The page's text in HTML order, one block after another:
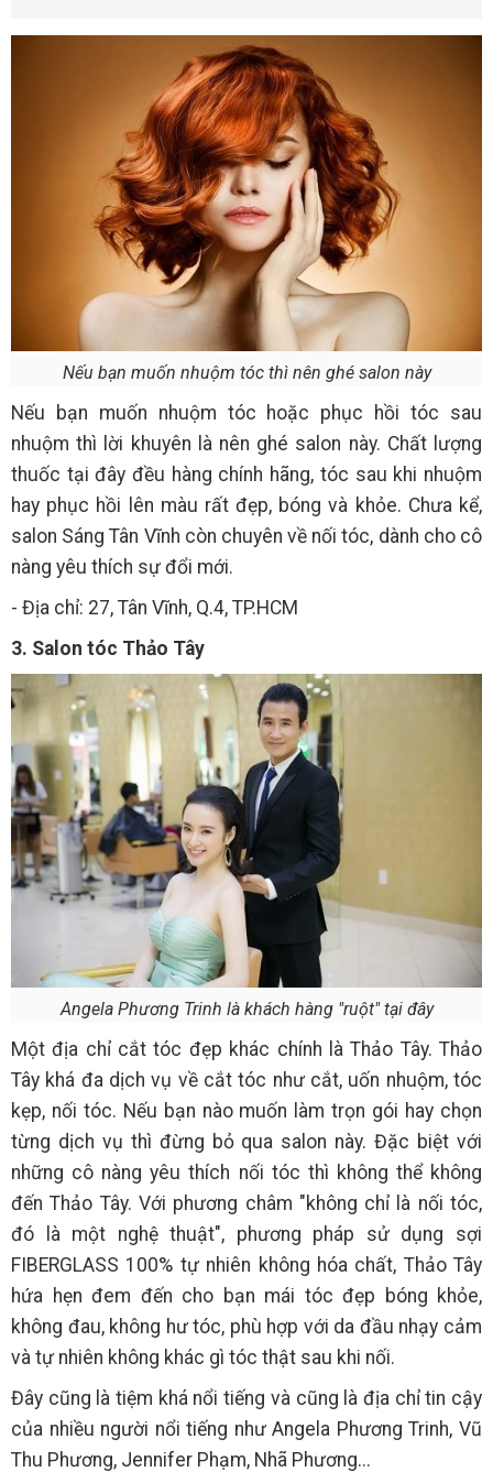
Nếu bạn muốn nhuộm tóc thì nên ghé salon này
Nếu bạn muốn nhuộm tóc hoặc phục hồi tóc sau
nhuộm thì lời khuyên là nên ghé salon này. Chất lượng
thuốc tại đây đều hàng chính hãng, tóc sau khi nhuộm
hay phục hồi lên màu rất đẹp, bóng và khỏe. Chưa kể,
salon Sáng Tân Vĩnh còn chuyên về nối tóc, dành cho cô
nàng yêu thích sự đổi mới.
- Địa chỉ: 27, Tân Vĩnh, Q.4, TP.HCM
3. Salon tóc Thảo Tây
Angela Phương Trinh là khách hàng "ruột" tại đây
Một địa chỉ cắt tóc đẹp khác chính là Thảo Tây. Thảo
Tây khá đa dịch vụ về cắt tóc như cắt, uốn nhuộm, tóc
kẹp, nối tóc. Nếu bạn nào muốn làm trọn gói hay chọn
từng dịch vụ thì đừng bỏ qua salon này. Đặc biệt với
những cô nàng yêu thích nối tóc thì không thể không
đến Thảo Tây. Với phương châm "không chỉ là nối tóc,
đó là một nghệ thuật", phương pháp sử dụng sợi
FIBERGLASS 100% tự nhiên không hóa chất, Thảo Tây
hứa hẹn đem đến cho bạn mái tóc đẹp bóng khỏe,
không đau, không hư tóc, phù hợp với da đầu nhạy cảm
và tự nhiên không khác gì tóc thật sau khi nối.
Đây cũng là tiệm khá nổi tiếng và cũng là địa chỉ tin cậy
của nhiều người nổi tiếng như Angela Phương Trinh, Vũ
Thu Phương, Jennifer Phạm, Nhã Phương...